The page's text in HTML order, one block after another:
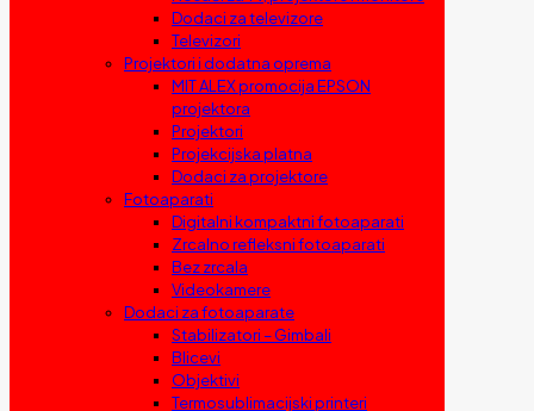
Dodaci za televizore
Televizori
Projektori i dodatna oprema
MIT ALEX promocija EPSON
projektora
Projektori
Projekcijska platna
Dodaci za projektore
Fotoaparati
Digitalni kompaktni fotoaparati
Zrcalno refleksni fotoaparati
Bez zrcala
Videokamere
Dodaci za fotoaparate
Stabilizatori – Gimbali
Blicevi
Objektivi
Termosublimacijski printeri